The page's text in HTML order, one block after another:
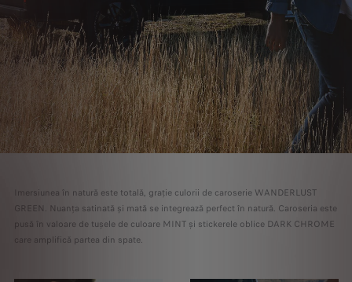
Imersiunea în natură este totală, grație culorii de caroserie WANDERLUST
GREEN. Nuanța satinată și mată se integrează perfect în natură. Caroseria este
pusă în valoare de tușele de culoare MINT și stickerele oblice DARK CHROME
care amplifică partea din spate.